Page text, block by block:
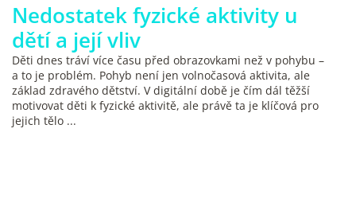
Nedostatek fyzické aktivity u
dětí a její vliv
Děti dnes tráví více času před obrazovkami než v pohybu –
a to je problém. Pohyb není jen volnočasová aktivita, ale
základ zdravého dětství. V digitální době je čím dál těžší
motivovat děti k fyzické aktivitě, ale právě ta je klíčová pro
jejich tělo ...